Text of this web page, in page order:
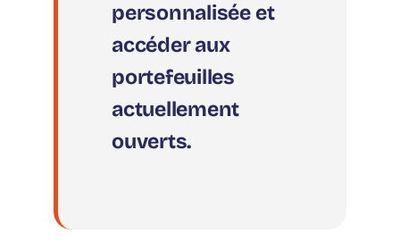
personnalisée et
accéder aux
portefeuilles
actuellement
ouverts.